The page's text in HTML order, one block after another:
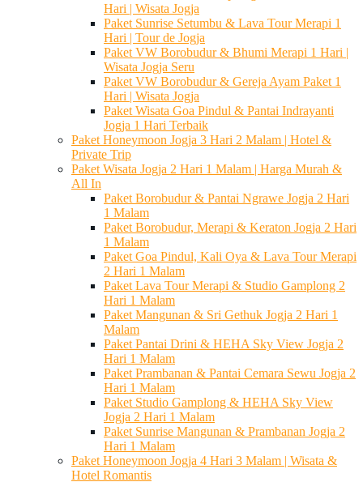
Hari | Wisata Jogja
Paket Sunrise Setumbu & Lava Tour Merapi 1
Hari | Tour de Jogja
Paket VW Borobudur & Bhumi Merapi 1 Hari |
Wisata Jogja Seru
Paket VW Borobudur & Gereja Ayam Paket 1
Hari | Wisata Jogja
Paket Wisata Goa Pindul & Pantai Indrayanti
Jogja 1 Hari Terbaik
Paket Honeymoon Jogja 3 Hari 2 Malam | Hotel &
Private Trip
Paket Wisata Jogja 2 Hari 1 Malam | Harga Murah &
All In
Paket Borobudur & Pantai Ngrawe Jogja 2 Hari
1 Malam
Paket Borobudur, Merapi & Keraton Jogja 2 Hari
1 Malam
Paket Goa Pindul, Kali Oya & Lava Tour Merapi
2 Hari 1 Malam
Paket Lava Tour Merapi & Studio Gamplong 2
Hari 1 Malam
Paket Mangunan & Sri Gethuk Jogja 2 Hari 1
Malam
Paket Pantai Drini & HEHA Sky View Jogja 2
Hari 1 Malam
Paket Prambanan & Pantai Cemara Sewu Jogja 2
Hari 1 Malam
Paket Studio Gamplong & HEHA Sky View
Jogja 2 Hari 1 Malam
Paket Sunrise Mangunan & Prambanan Jogja 2
Hari 1 Malam
Paket Honeymoon Jogja 4 Hari 3 Malam | Wisata &
Hotel Romantis